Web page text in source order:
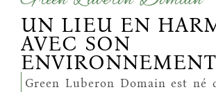
UN LIEU EN
AVEC SON
ENVIRONNEMENT
Green Luberon Domain est né